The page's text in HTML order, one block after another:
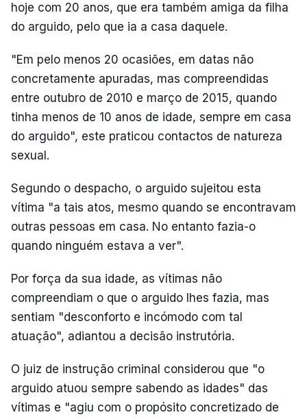
hoje com 20 anos, que era também amiga da filha
do arguido, pelo que ia a casa daquele.
"Em pelo menos 20 ocasiões, em datas não
concretamente apuradas, mas compreendidas
entre outubro de 2010 e março de 2015, quando
tinha menos de 10 anos de idade, sempre em casa
do arguido", este praticou contactos de natureza
sexual.
Segundo o despacho, o arguido sujeitou esta
vítima "a tais atos, mesmo quando se encontravam
outras pessoas em casa. No entanto fazia-o
quando ninguém estava a ver".
Por força da sua idade, as vítimas não
compreendiam o que o arguido lhes fazia, mas
sentiam "desconforto e incómodo com tal
atuação", adiantou a decisão instrutória.
O juiz de instrução criminal considerou que "o
arguido atuou sempre sabendo as idades" das
vítimas e "agiu com o propósito concretizado de